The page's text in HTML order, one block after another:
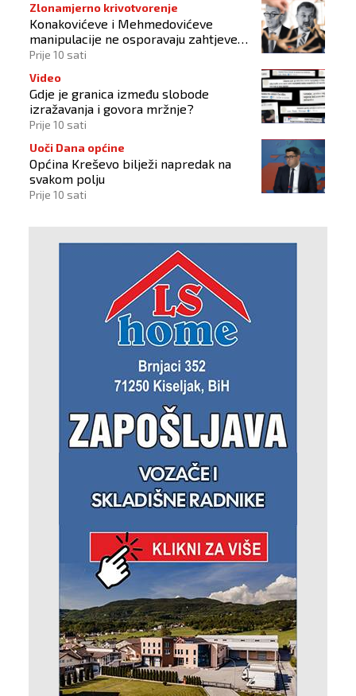
Zlonamjerno krivotvorenje
Konakovićeve i Mehmedovićeve
manipulacije ne osporavaju zahtjeve
Hrvata
Prije 10 sati
Video
Gdje je granica između slobode
izražavanja i govora mržnje?
Prije 10 sati
Uoči Dana općine
Općina Kreševo bilježi napredak na
svakom polju
Prije 10 sati